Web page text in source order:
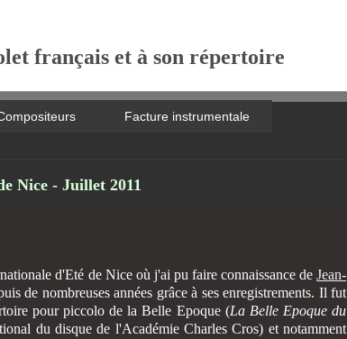
français et à son répertoire
Facture instrumentale
Nice - Juillet 2011
d'Eté de Nice où j'ai pu faire connaissance de Jean-
de nombreuses années grâce à ses enregistrements. Il fut
pour piccolo de la Belle Epoque (La Belle Epoque du
du disque de l'Académie Charles Cros) et notamment